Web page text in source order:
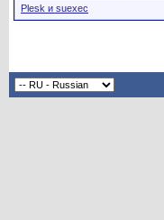
Plesk и suexec